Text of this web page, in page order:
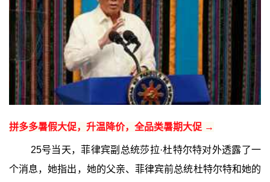
拼多多暑假大促，升温降价，全品类暑期大促 →
25号当天，菲律宾副总统莎拉·杜特尔特对外透露了一
个消息，她指出，她的父亲、菲律宾前总统杜特尔特和她的